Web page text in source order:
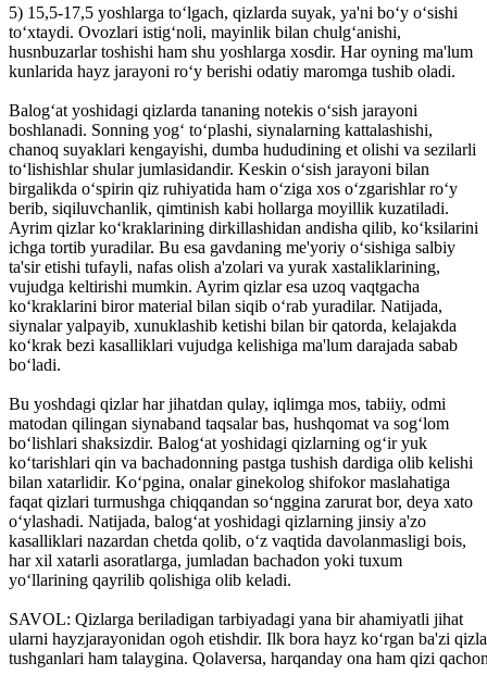
5) 15,5-17,5 yoshlarga to‘lgach, qizlarda suyak, ya'ni bo‘y o‘sishi
to‘xtaydi. Ovozlari istig‘noli, mayinlik bilan chulg‘anishi,
husnbuzarlar toshishi ham shu yoshlarga xosdir. Har oyning ma'lum
kunlarida hayz jarayoni ro‘y berishi odatiy maromga tushib oladi.
Balog‘at yoshidagi qizlarda tananing notekis o‘sish jarayoni
boshlanadi. Sonning yog‘ to‘plashi, siynalarning kattalashishi,
chanoq suyaklari kengayishi, dumba hududining et olishi va sezilarli
to‘lishishlar shular jumlasidandir. Keskin o‘sish jarayoni bilan
birgalikda o‘spirin qiz ruhiyatida ham o‘ziga xos o‘zgarishlar ro‘y
berib, siqiluvchanlik, qimtinish kabi hollarga moyillik kuzatiladi.
Ayrim qizlar ko‘kraklarining dirkillashidan andisha qilib, ko‘ksilarini
ichga tortib yuradilar. Bu esa gavdaning me'yoriy o‘sishiga salbiy
ta'sir etishi tufayli, nafas olish a'zolari va yurak xastaliklarining,
vujudga keltirishi mumkin. Ayrim qizlar esa uzoq vaqtgacha
ko‘kraklarini biror material bilan siqib o‘rab yuradilar. Natijada,
siynalar yalpayib, xunuklashib ketishi bilan bir qatorda, kelajakda
ko‘krak bezi kasalliklari vujudga kelishiga ma'lum darajada sabab
bo‘ladi.
Bu yoshdagi qizlar har jihatdan qulay, iqlimga mos, tabiiy, odmi
matodan qilingan siynaband taqsalar bas, hushqomat va sog‘lom
bo‘lishlari shaksizdir. Balog‘at yoshidagi qizlarning og‘ir yuk
ko‘tarishlari qin va bachadonning pastga tushish dardiga olib kelishi
bilan xatarlidir. Ko‘pgina, onalar ginekolog shifokor maslahatiga
faqat qizlari turmushga chiqqandan so‘nggina zarurat bor, deya xato
o‘ylashadi. Natijada, balog‘at yoshidagi qizlarning jinsiy a'zo
kasalliklari nazardan chetda qolib, o‘z vaqtida davolanmasligi bois,
har xil xatarli asoratlarga, jumladan bachadon yoki tuxum
yo‘llarining qayrilib qolishiga olib keladi.
SAVOL: Qizlarga beriladigan tarbiyadagi yana bir ahamiyatli jihat
ularni hayzjarayonidan ogoh etishdir. Ilk bora hayz ko‘rgan ba'zi
tushganlari ham talaygina. Qolaversa, harqanday ona ham qizi